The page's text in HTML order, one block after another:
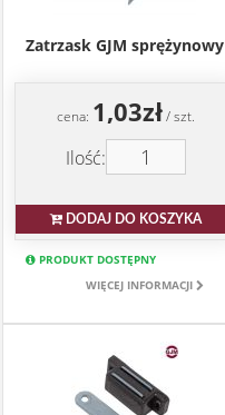
Zatrzask GJM sprężynowy
cena: 1,03zł/ szt.
Ilość:
DODAJ DO KOSZYKA
PRODUKT DOSTĘPNY
WIĘCEJ INFORMACJI